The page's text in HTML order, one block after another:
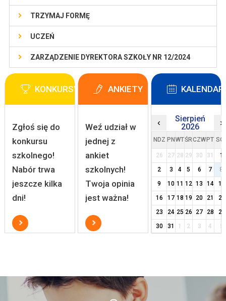
TRZYMAJ FORMĘ
UCZEŃ
ZARZĄDZENIE DYREKTORA SZKOŁY NR 12/2024
KONKURSY
Zgłoś się do
konkursu
szkolnego!
Nabór trwa
jeszcze kilka
dni!
ANKIETY
Weź udział w
jednej z
ankiet
szkolnych!
Twoja opinia
jest ważna!
‹
Sierpień
2026
›
NDZ PN WTŚRCZW PT
26 27 28 29 30 31
1
2
3 4 5 6 7
8
9
10 11 12 13 14
15
16
17 18 19 20 21
22
23
24 25 26 27 28
29
30
31 1 2 3 4 5